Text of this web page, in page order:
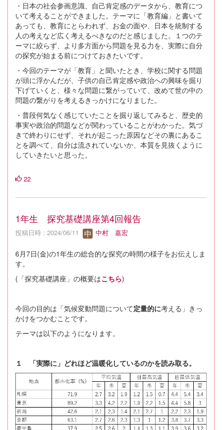
・日本の社会参画意識、自己肯定感のデータから、教育につ
いて考えることができました。テーマに「教育編」と書いて
あっても、教育にとらわれず、お金の面や、日本を統制する
人の考えなど広く考えるべきなのだと感じました。１つのテ
ーマに絞らず、より多方面から問題を見る力を、実際に自分
の探究が始まる前につけておきたいです。
・今回のテーマが「教育」と聞いたとき、学校に関する問題
が頭に浮かんだが、子供の自己肯定感や政治への興味を掘り
下げていくと、様々な問題に繋がっていて、改めて世の中の
問題の繋がりを考えるきっかけになりました。
・普段何気なく感じていたことを掘り返してみると、歴史的
事実や政治的問題などが関わっていることがわかった。気づ
きで終わりにせず、それが起こった原因などその裏にあるこ
とを調べて、自分は流されていないか、本質を見抜くように
していきたいと思った。
22
1年生 探究基礎講座第4回報告
投稿日時 : 2024/06/11 中村 嘉宏
6月7日(金)の1年生の総合的な探究の時間の様子をお伝えしま
す。
(「探究基礎講座」の概要はこちら)
今回の目的は「気候変動問題について定量的に考える」きっ
かけをつかむことです。
テーマは以下のようになります。
１ 「実際に」どれほど温暖化しているのかを読み取る。